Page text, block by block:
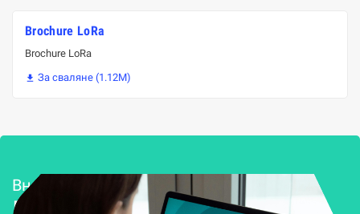
Brochure LoRa
Brochure LoRa
 За сваляне (1.12M)
Внедряване и поддръжка